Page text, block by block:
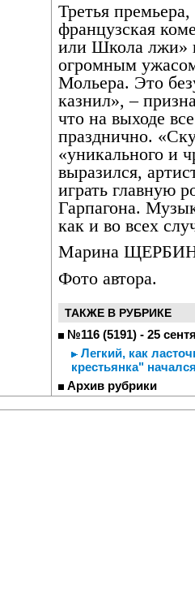
Третья
французская
или Школа лжи»
огромным
Мольера. Это
казнил», –
что на выходе
празднично.
«уникального и
выразился,
играть главную
Гарпагона.
как и во всех
Марина
Фото автора.
ТАКЖЕ В РУБРИКЕ
№116 (5191) - 25
Легкий, как
крестьянка"
Архив рубрики